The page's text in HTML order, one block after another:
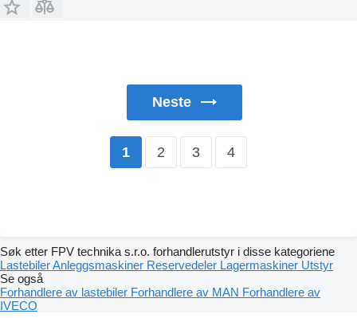
Neste
1 2 3 4
Søk etter FPV technika s.r.o. forhandlerutstyr i disse kategoriene
LastebilerAnleggsmaskiner Reservedeler Lagermaskiner Utstyr
Se også
Forhandlere av lastebiler Forhandlere av MAN Forhandlere av
IVECO